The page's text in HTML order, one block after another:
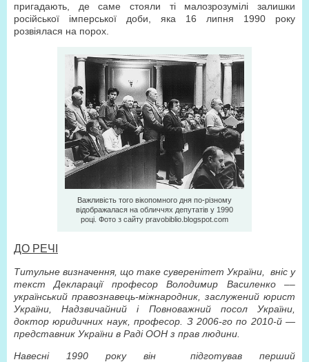
пригадають, де саме стояли ті малозрозумілі залишки
російської імперської доби, яка 16 липня 1990 року
розвіялася на порох.
Важливість того вікопомного дня по-різному
відображалася на обличчях депутатів у 1990
році. Фото з сайту pravobiblio.blogspot.com
ДО РЕЧІ
Титульне визначення, що таке суверенітет України,
вніс у
текст Декларації професор Володимир Василенко ––
український правознавець-міжнародник, заслужений юрист
України, Надзвичайний і Повноважний посол України,
доктор юридичних наук, професор. З 2006-го по 2010-й —
представник України в Раді ООН з прав людини.
Навесні 1990 року він
підготував перший